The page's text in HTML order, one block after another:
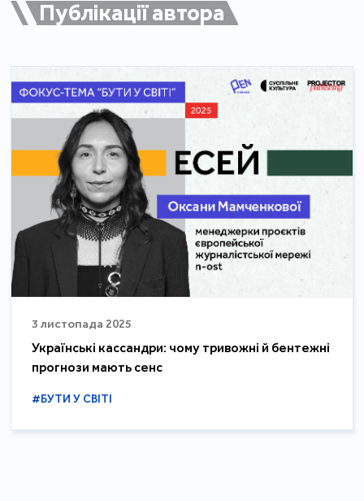
Публікації автора
3 листопада 2025
Українські кассандри: чому тривожні й бентежні
прогнози мають сенс
#БУТИ У СВІТІ